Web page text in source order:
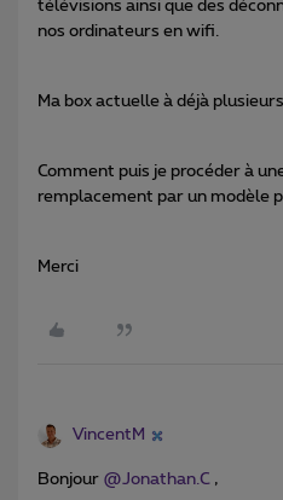
télévisions ainsi que des
nos ordinateurs en wifi.
Ma box actuelle à déjà
Comment puis je procéder à
remplacement par un modèle
Merci
VincentM
Bonjour @Jonathan.C ,